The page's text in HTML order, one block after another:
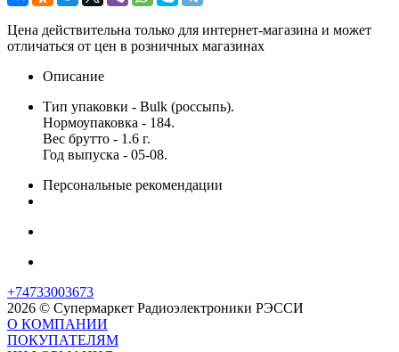
Цена действительна только для интернет-магазина и может
отличаться от цен в розничных магазинах
Описание
Тип упаковки - Bulk (россыпь).
Нормоупаковка - 184.
Вес брутто - 1.6 г.
Год выпуска - 05-08.
Персональные рекомендации
+74733003673
2026 © Супермаркет Радиоэлектроники РЭССИ
О КОМПАНИИ
ПОКУПАТЕЛЯМ